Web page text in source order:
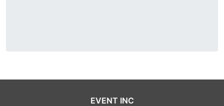
EVENT INC